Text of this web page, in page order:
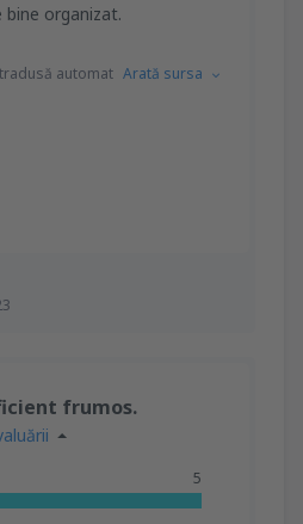
organizat.
automat Arată sursa
frumos.
5